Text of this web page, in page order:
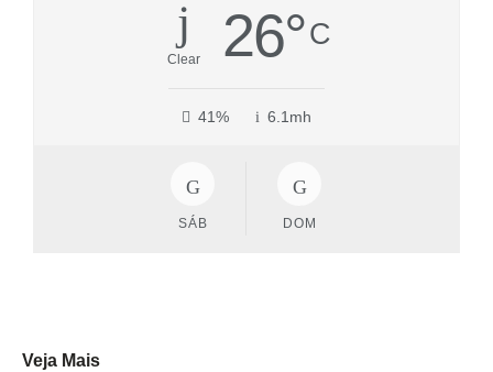
Clear 26°C
41% 6.1mh
SÁB DOM
Veja Mais